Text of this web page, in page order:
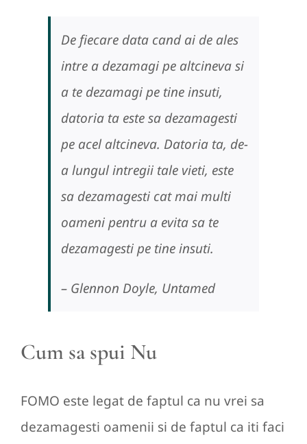
De fiecare data cand ai de ales
intre a dezamagi pe altcineva si
a te dezamagi pe tine insuti,
datoria ta este sa dezamagesti
pe acel altcineva. Datoria ta, de-
a lungul intregii tale vieti, este
sa dezamagesti cat mai multi
oameni pentru a evita sa te
dezamagesti pe tine insuti.
– Glennon Doyle, Untamed
Cum sa spui Nu
FOMO este legat de faptul ca nu vrei sa
dezamagesti oamenii si de faptul ca iti faci